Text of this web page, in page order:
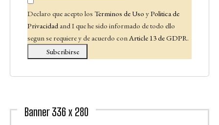
Declaro que acepto los Terminos de Uso yPolitica de
Privacidad and I que he sido informado de todo ello
segun se requiere y de acuerdo con Article 13 de GDPR.
Subcribirse
Banner 336 x 280